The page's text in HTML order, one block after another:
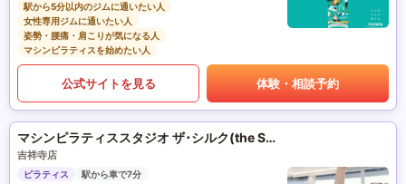
駅から5分以内のジムに通いたい人
女性専用ジムに通いたい人
姿勢・腰痛・肩こりが気になる人
マシンピラティスを始めたい人
公式サイトを見る 体験・相談予約
マシンピラティススタジオ ザ･シルク(the SILK)
吉祥寺店
ピラティス
駅から車で7分